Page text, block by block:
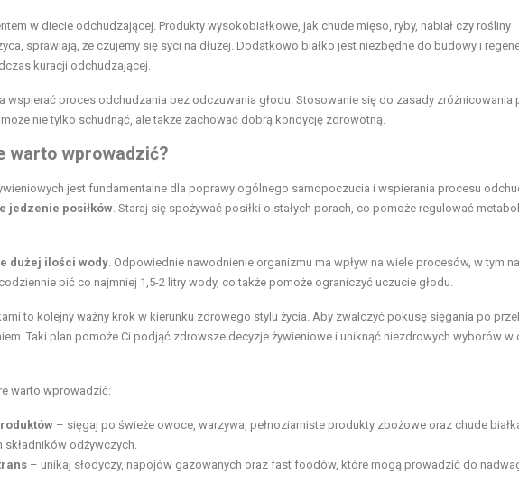
w diecie odchudzającej. Produkty wysokobiałkowe, jak chude mięso, ryby, nabiał czy rośliny
sprawiają, że czujemy się syci na dłużej. Dodatkowo białko jest niezbędne do budowy i
kuracji odchudzającej.
wspierać proces odchudzania bez odczuwania głodu. Stosowanie się do zasady zróżnicowania
nie tylko schudnąć, ale także zachować dobrą kondycję zdrowotną.
warto wprowadzić?
jest fundamentalne dla poprawy ogólnego samopoczucia i wspierania procesu
jedzenie posiłków. Staraj się spożywać posiłki o stałych porach, co pomoże regulować
dużej ilości wody. Odpowiednie nawodnienie organizmu ma wpływ na wiele procesów, w tym
pić co najmniej 1,5-2 litry wody, co także pomoże ograniczyć uczucie głodu.
to kolejny ważny krok w kierunku zdrowego stylu życia. Aby zwalczyć pokusę sięgania po
Taki plan pomoże Ci podjąć zdrowsze decyzje żywieniowe i uniknąć niezdrowych wyborów w
warto wprowadzić:
– sięgaj po świeże owoce, warzywa, pełnoziarniste produkty zbożowe oraz chude
odżywczych.
– unikaj słodyczy, napojów gazowanych oraz fast foodów, które mogą prowadzić do